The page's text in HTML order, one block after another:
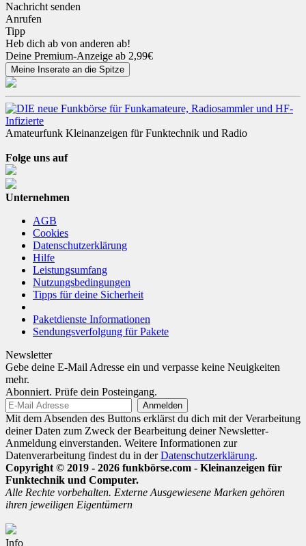
Nachricht senden
Anrufen
Tipp
Heb dich ab von anderen ab!
Deine Premium-Anzeige ab 2,99€
Amateurfunk Kleinanzeigen für Funktechnik und Radio
Folge uns auf
Unternehmen
AGB
Cookies
Datenschutzerklärung
Hilfe
Leistungsumfang
Nutzungsbedingungen
Tipps für deine Sicherheit
Paketdienste Informationen
Sendungsverfolgung für Pakete
Newsletter
Gebe deine E-Mail Adresse ein und verpasse keine Neuigkeiten
mehr.
Abonniert. Prüfe dein Posteingang.
Mit dem Absenden des Buttons erklärst du dich mit der Verarbeitung
deiner Daten zum Zweck der Bearbeitung deiner Newsletter-
Anmeldung einverstanden. Weitere Informationen zur
Datenverarbeitung findest du in derDatenschutzerklärung.
Copyright © 2019 - 2026 funkbörse.com - Kleinanzeigen für
Funktechnik und Computer.
Alle Rechte vorbehalten. Externe Ausgewiesene Marken gehören
ihren jeweiligen Eigentümern
Info